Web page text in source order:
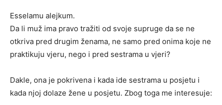
Esselamu alejkum.
Da li muž ima pravo tražiti od svoje supruge da se ne
otkriva pred drugim ženama, ne samo pred onima koje ne
praktikuju vjeru, nego i pred sestrama u vjeri?
Dakle, ona je pokrivena i kada ide sestrama u posjetu i
kada njoj dolaze žene u posjetu. Zbog toga me interesuje: